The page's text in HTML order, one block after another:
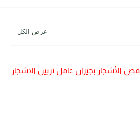
الأشجار بجيزان عامل تزيين الاشجار